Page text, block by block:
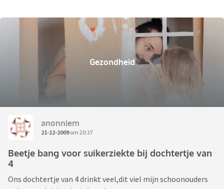
Gezondheid
anonniem
21-12-2009om 20:37
Beetje bang voor suikerziekte bij dochtertje van
4
Ons dochtertje van 4 drinkt veel,dit viel mijn schoonouders